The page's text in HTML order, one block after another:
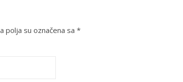
polja su označena sa *